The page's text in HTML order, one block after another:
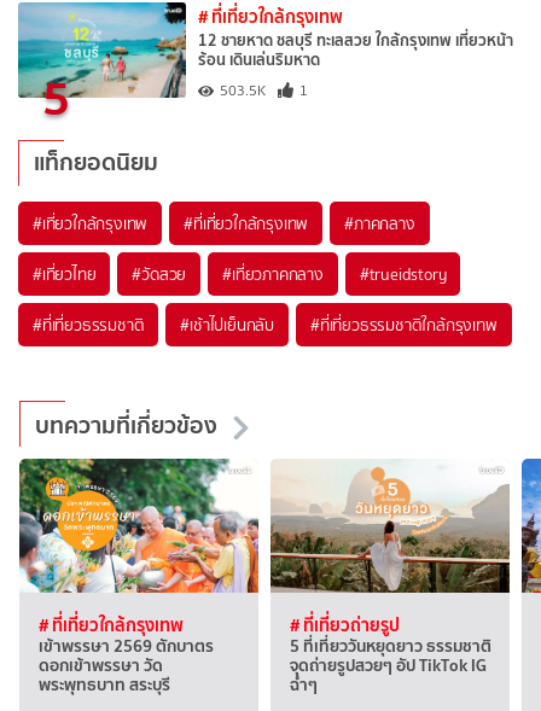
5
# ที่เที่ยวใกล้กรุงเทพ
12 ชายหาด ชลบุรี ทะเลสวย ใกล้กรุงเทพ เที่ยวหน้า
ร้อน เดินเล่นริมหาด
503.5K 1
แท็กยอดนิยม
#เที่ยวใกล้กรุงเทพ #ที่เที่ยวใกล้กรุงเทพ #ภาคกลาง
#เที่ยวไทย #วัดสวย #เที่ยวภาคกลาง #trueidstory
#ที่เที่ยวธรรมชาติ #เช้าไปเย็นกลับ #ที่เที่ยวธรรมชาติใกล้กรุงเทพ
บทความที่เกี่ยวข้อง
# ที่เที่ยวใกล้กรุงเทพ
เข้าพรรษา 2569 ตักบาตร
ดอกเข้าพรรษา วัด
พระพุทธบาท สระบุรี
# ที่เที่ยวถ่ายรูป
5 ที่เที่ยววันหยุดยาว ธรรมชาติ
จุดถ่ายรูปสวยๆ อัป TikTok IG
ฉ่ำๆ